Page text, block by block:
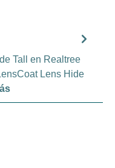
Tall en Realtree
Lens Hide